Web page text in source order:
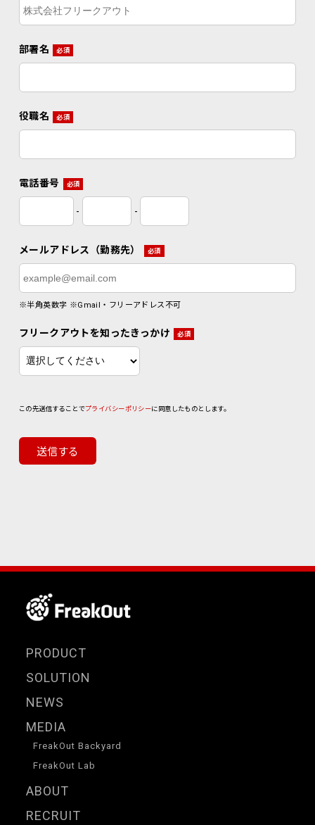
部署名 必須
役職名 必須
電話番号 必須
- -
メールアドレス（勤務先） 必須
※半角英数字 ※Gmail・フリーアドレス不可
フリークアウトを知ったきっかけ 必須
この先送信することでプライバシーポリシーに同意したものとします。
PRODUCT
SOLUTION
NEWS
MEDIA
FreakOut Backyard
FreakOut Lab
ABOUT
RECRUIT